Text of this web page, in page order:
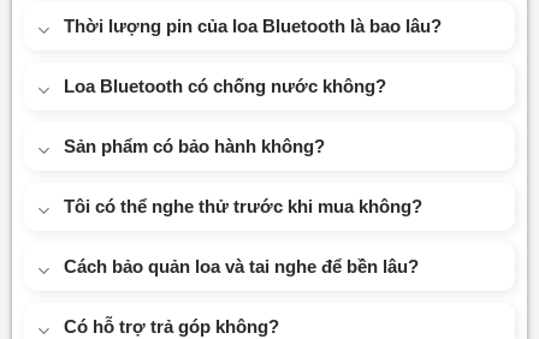
Thời lượng pin của loa Bluetooth là bao lâu?
Loa Bluetooth có chống nước không?
Sản phẩm có bảo hành không?
Tôi có thể nghe thử trước khi mua không?
Cách bảo quản loa và tai nghe để bền lâu?
Có hỗ trợ trả góp không?